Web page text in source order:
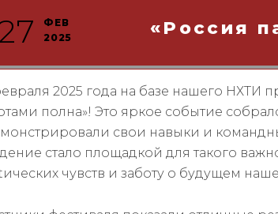
«Россия
ФЕВ
2025
2025 года на базе нашего НХТИ
полна»! Это яркое событие
свои навыки и
стало площадкой для такого
чувств и заботу о будущем